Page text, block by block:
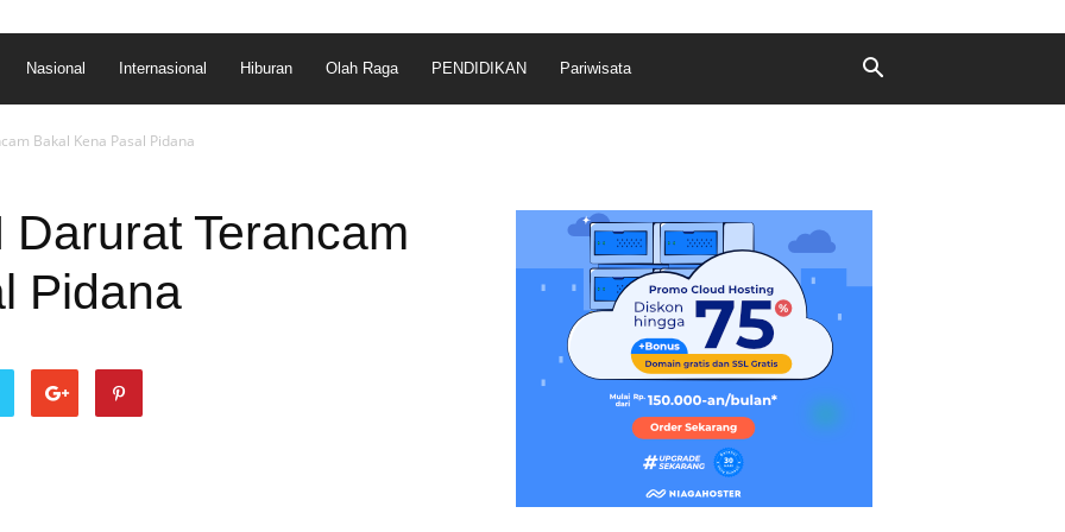
Nasional Internasional Hiburan Olah Raga PENDIDIKAN Pariwisata
Bakal Kena Pasal Pidana
Terancam
Pidana